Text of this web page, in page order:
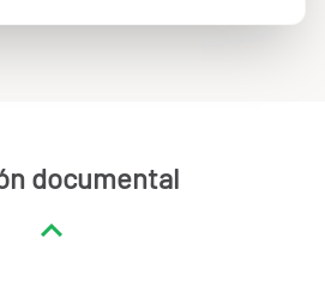
documental